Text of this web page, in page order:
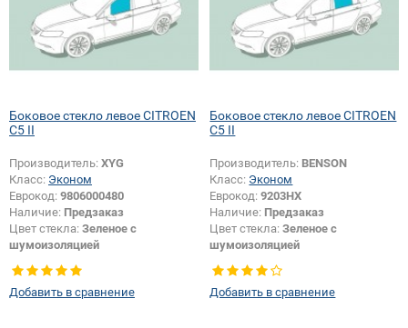
Боковое стекло левое CITROEN
C5 II
Производитель: XYG
Класс: Эконом
Еврокод: 9806000480
Наличие: Предзаказ
Цвет стекла: Зеленое с
шумоизоляцией
Добавить в сравнение
Боковое стекло левое CITROEN
C5 II
Производитель: BENSON
Класс: Эконом
Еврокод:9203HX
Наличие: Предзаказ
Цвет стекла:Зеленое с
шумоизоляцией
Добавить в сравнение